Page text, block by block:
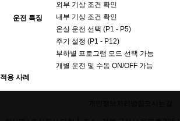
운전 특징
외부 기상 조건 확인
내부 기상 조건 확인
온실 운전 선택 (P1 - P5)
주기 설정 (P1 - P12)
부하별 프로그램 모드 선택 가능
개별 운전 및 수동 ON/OFF 가능
적용 사례